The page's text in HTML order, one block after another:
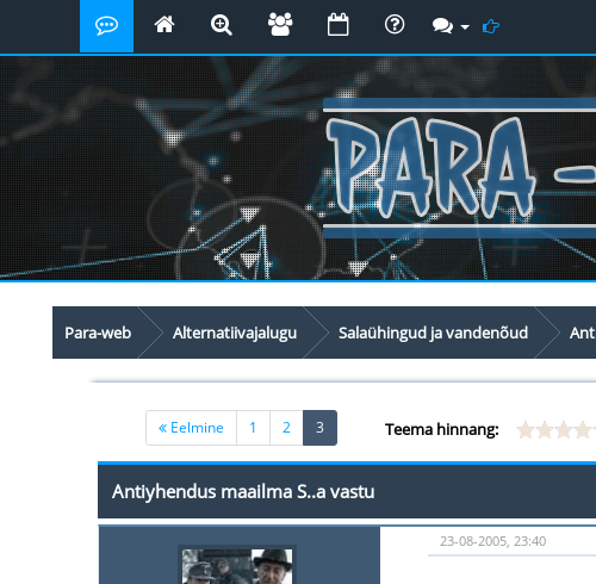
Para-web Alternatiivajalugu Salaühingud ja vandenõud
Eelmine 1 2 3 Teema hinnang:
Antiyhendus maailma S..a vastu
23-08-2005, 23:40